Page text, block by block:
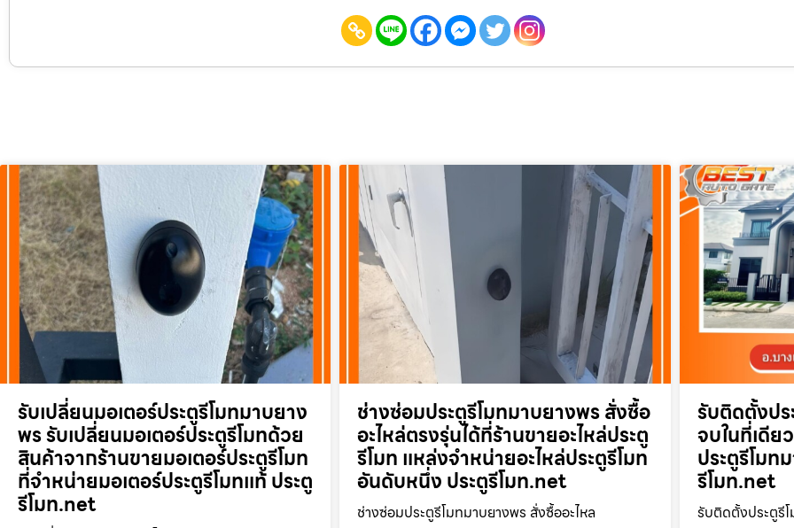
รับเปลี่ยนมอเตอร์ประตูรีโมทมาบยาง
พร รับเปลี่ยนมอเตอร์ประตูรีโมทด้วย
สินค้าจากร้านขายมอเตอร์ประตูรีโมท
ที่จำหน่ายมอเตอร์ประตูรีโมทแท้ ประตู
รีโมท.net
ช่างซ่อมประตูรีโมทมาบยางพร สั่งซื้อ
อะไหล่ตรงรุ่นได้ที่ร้านขายอะไหล่ประตู
รีโมท แหล่งจำหน่ายอะไหล่ประตูรีโมท
อันดับหนึ่ง ประตูรีโมท.net
ช่างซ่อมประตูรีโมทมาบยางพร สั่งซื้ออะไหล
รับติดตั้งปร
จบในที่เดีย
ประตูรีโมท
รีโมท.net
รับติดตั้งประตูรี